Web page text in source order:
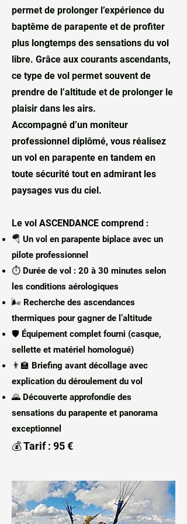
permet de prolonger l’expérience du
baptême de parapente et de profiter
plus longtemps des sensations du vol
libre. Grâce aux courants ascendants,
ce type de vol permet souvent de
prendre de l’altitude et de prolonger le
plaisir dans les airs.
Accompagné d’un moniteur
professionnel diplômé, vous réalisez
un vol en parapente en tandem en
toute sécurité tout en admirant les
paysages vus du ciel.
Le vol ASCENDANCE comprend :
🪂 Un vol en parapente biplace avec un
pilote professionnel
⏱ Durée de vol : 20 à 30 minutes selon
les conditions aérologiques
🌬 Recherche des ascendances
thermiques pour gagner de l’altitude
🛡 Équipement complet fourni (casque,
sellette et matériel homologué)
👨‍🏫 Briefing avant décollage avec
explication du déroulement du vol
🌄 Découverte approfondie des
sensations du parapente et panorama
exceptionnel
💰 Tarif : 95 €